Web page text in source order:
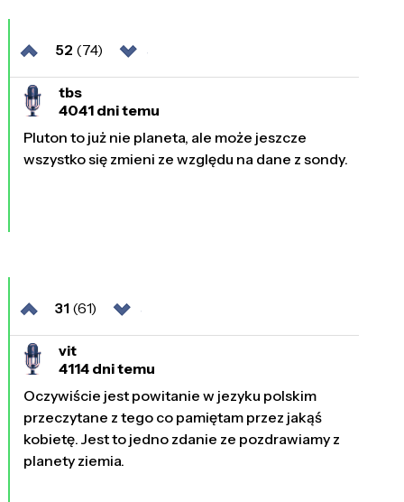
52 (74)
tbs
4041 dni temu
Pluton to już nie planeta, ale może jeszcze
wszystko się zmieni ze względu na dane z sondy.
31(61)
vit
4114 dni temu
Oczywiście jest powitanie w jezyku polskim
przeczytane z tego co pamiętam przez jakąś
kobietę. Jest to jedno zdanie ze pozdrawiamy z
planety ziemia.